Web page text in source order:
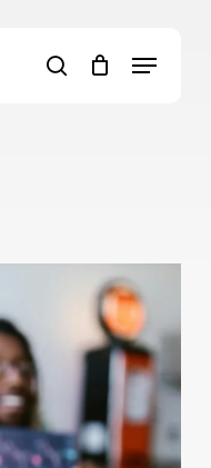
search
Menu